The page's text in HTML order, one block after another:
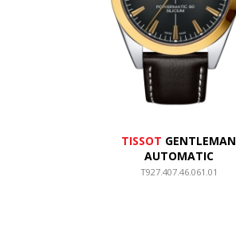
TISSOT GENTLEMAN
AUTOMATIC
T927.407.46.061.01